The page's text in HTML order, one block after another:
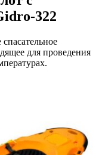
322
для проведения